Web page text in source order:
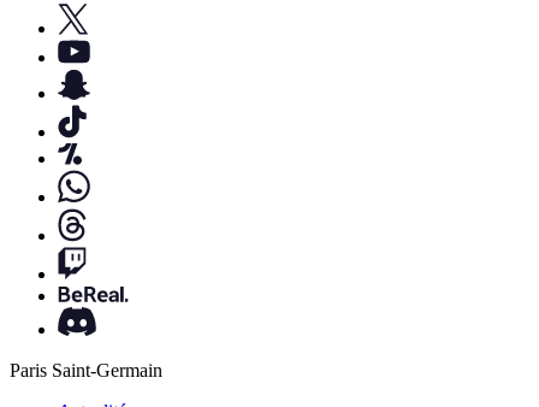
Paris Saint-Germain